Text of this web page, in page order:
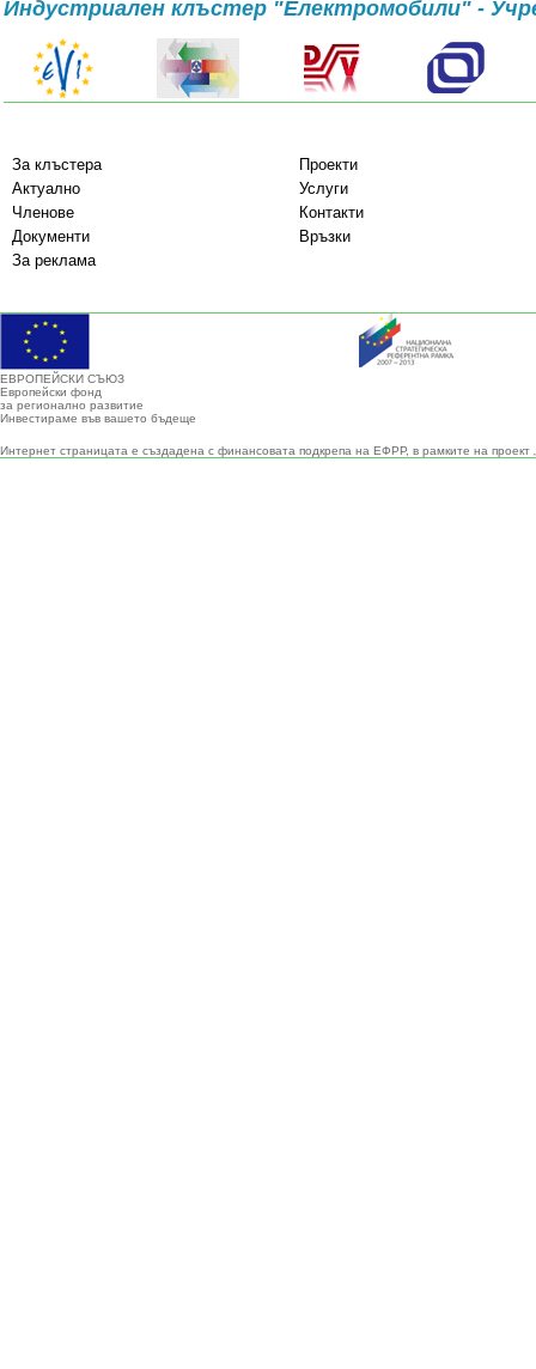
Индустриален клъстер "Електромобили" -
За клъстера
Проекти
Актуално
Услуги
Членове
Контакти
Документи
Връзки
За реклама
ЕВРОПЕЙСКИ СЪЮЗ
Европейски фонд
за регионално развитие
Инвестираме във вашето бъдеще
Интернет страницата е създадена с финансовата подкрепа на ЕФРР, в рамките на